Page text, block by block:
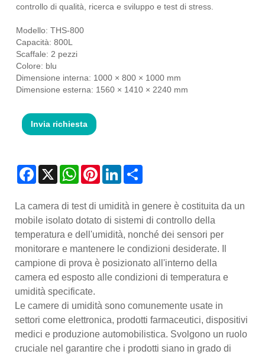
controllo di qualità, ricerca e sviluppo e test di stress.
Modello: THS-800
Capacità: 800L
Scaffale: 2 pezzi
Colore: blu
Dimensione interna: 1000 × 800 × 1000 mm
Dimensione esterna: 1560 × 1410 × 2240 mm
Invia richiesta
Facebook
X WhatsAppPinterestLinkedIn
La camera di test di umidità in genere è costituita da un
mobile isolato dotato di sistemi di controllo della
temperatura e dell'umidità, nonché dei sensori per
monitorare e mantenere le condizioni desiderate. Il
campione di prova è posizionato all'interno della
camera ed esposto alle condizioni di temperatura e
umidità specificate.
Le camere di umidità sono comunemente usate in
settori come elettronica, prodotti farmaceutici, dispositivi
medici e produzione automobilistica. Svolgono un ruolo
cruciale nel garantire che i prodotti siano in grado di